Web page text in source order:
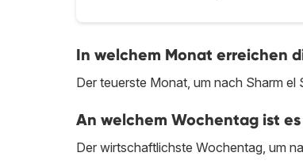
In welchem Monat erreichen
Der teuerste Monat, um nach Sharm el
An welchem Wochentag ist
Der wirtschaftlichste Wochentag, um